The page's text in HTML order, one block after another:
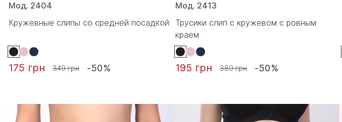
Мод. 2404
Кружевные слипы со средней посадкой
175 грн 349 грн -50%
Мод. 2413
Трусики слип с кружевом с ровным
краем
195 грн 389 грн -50%